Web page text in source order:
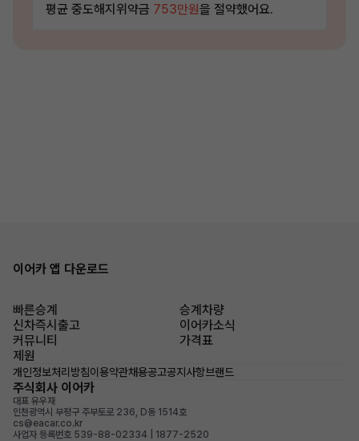
평균 중도해지위약금 753만원을 절약했어요.
이어카 앱 다운로드
빠른승계
승계차량
신차즉시출고
이어카소식
커뮤니티
가격표
제원
개인정보처리방침이용약관채용공고공지사항브랜드
주식회사 이어카
대표 유우재
인천광역시 부평구 주부토로 236, D동 1514호
cs@eacar.co.kr
사업자 등록번호 539-88-02334 | 1877-2520